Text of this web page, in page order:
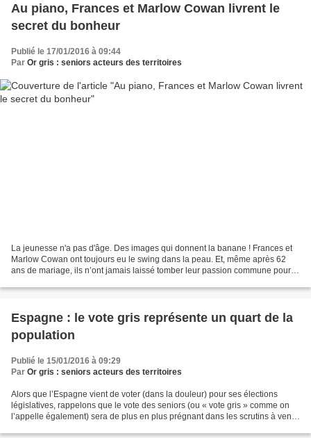
Au piano, Frances et Marlow Cowan livrent le
secret du bonheur
Publié le 17/01/2016 à 09:44
Par Or gris : seniors acteurs des territoires
La jeunesse n'a pas d'âge. Des images qui donnent la banane ! Frances et
Marlow Cowan ont toujours eu le swing dans la peau. Et, même après 62
ans de mariage, ils n’ont jamais laissé tomber leur passion commune pour le
Espagne : le vote gris représente un quart de la
population
Publié le 15/01/2016 à 09:29
Par Or gris : seniors acteurs des territoires
Alors que l’Espagne vient de voter (dans la douleur) pour ses élections
législatives, rappelons que le vote des seniors (ou « vote gris » comme on
l’appelle également) sera de plus en plus prégnant dans les scrutins à venir